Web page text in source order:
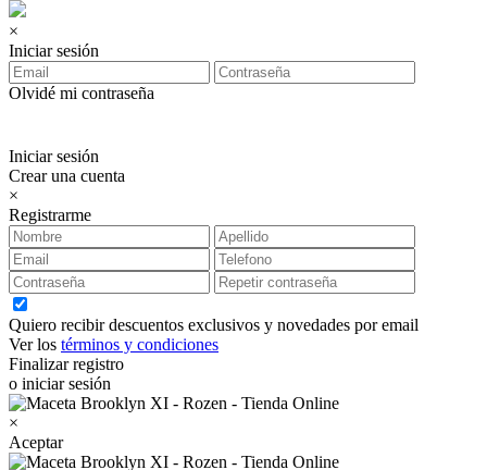
×
Iniciar sesión
Olvidé mi contraseña
Iniciar sesión
Crear una cuenta
×
Registrarme
Quiero recibir descuentos exclusivos y novedades por email
Ver los términos y condiciones
Finalizar registro
o iniciar sesión
×
Aceptar